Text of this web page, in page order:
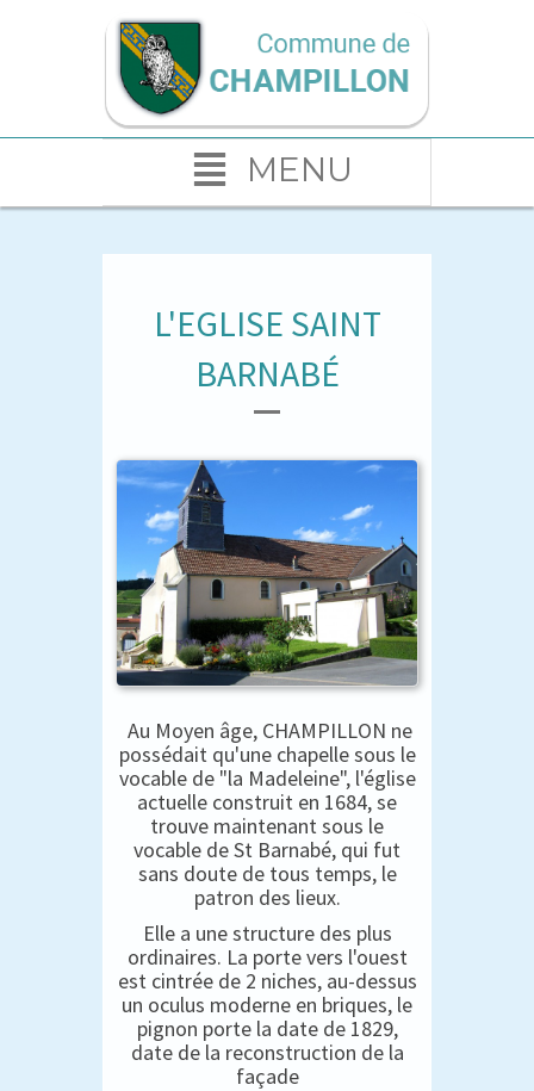
MENU
L'EGLISE SAINT
BARNABÉ
Au Moyen âge, CHAMPILLON ne
possédait qu'une chapelle sous le
vocable de "la Madeleine", l'église
actuelle construit en 1684, se
trouve maintenant sous le
vocable de St Barnabé, qui fut
sans doute de tous temps, le
patron des lieux.
Elle a une structure des plus
ordinaires. La porte vers l'ouest
est cintrée de 2 niches, au-dessus
un oculus moderne en briques, le
pignon porte la date de 1829,
date de la reconstruction de la
façade